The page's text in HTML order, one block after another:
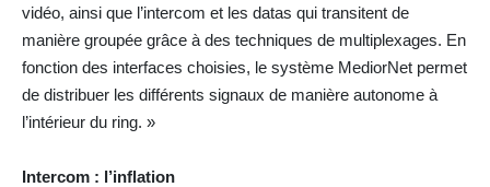
vidéo, ainsi que l’intercom et les datas qui transitent de
manière groupée grâce à des techniques de multiplexages. En
fonction des interfaces choisies, le système MediorNet permet
de distribuer les différents signaux de manière autonome à
l’intérieur du ring. »
Intercom : l’inflation